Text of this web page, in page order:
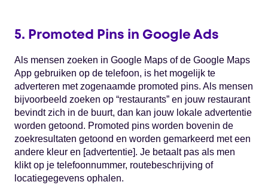
5. Promoted Pins in Google Ads
Als mensen zoeken in Google Maps of de Google Maps
App gebruiken op de telefoon, is het mogelijk te
adverteren met zogenaamde promoted pins. Als mensen
bijvoorbeeld zoeken op “restaurants” en jouw restaurant
bevindt zich in de buurt, dan kan jouw lokale advertentie
worden getoond. Promoted pins worden bovenin de
zoekresultaten getoond en worden gemarkeerd met een
andere kleur en [advertentie]. Je betaalt pas als men
klikt op je telefoonnummer, routebeschrijving of
locatiegegevens ophalen.